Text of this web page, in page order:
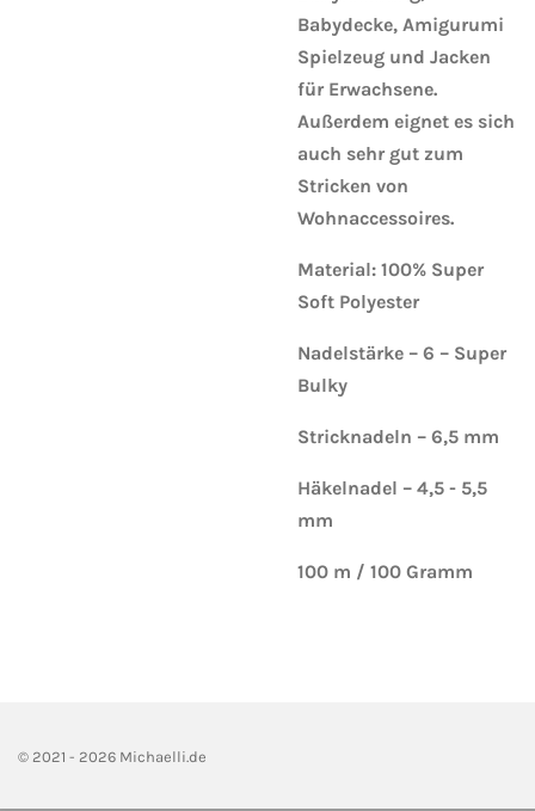
Babydecke, Amigurumi
Spielzeug und Jacken
für Erwachsene.
Außerdem eignet es sich
auch sehr gut zum
Stricken von
Wohnaccessoires.
Material: 100% Super
Soft Polyester
Nadelstärke – 6 – Super
Bulky
Stricknadeln – 6,5 mm
Häkelnadel – 4,5 - 5,5
mm
100 m / 100 Gramm
© 2021 - 2026 Michaelli.de